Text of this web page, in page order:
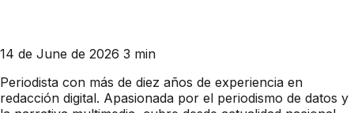
14 de June de 2026 3 min
Periodista con más de diez años de experiencia en
redacción digital. Apasionada por el periodismo de datos y